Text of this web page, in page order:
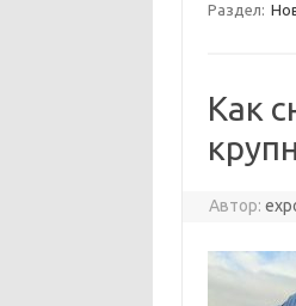
Раздел:
Как
Автор: